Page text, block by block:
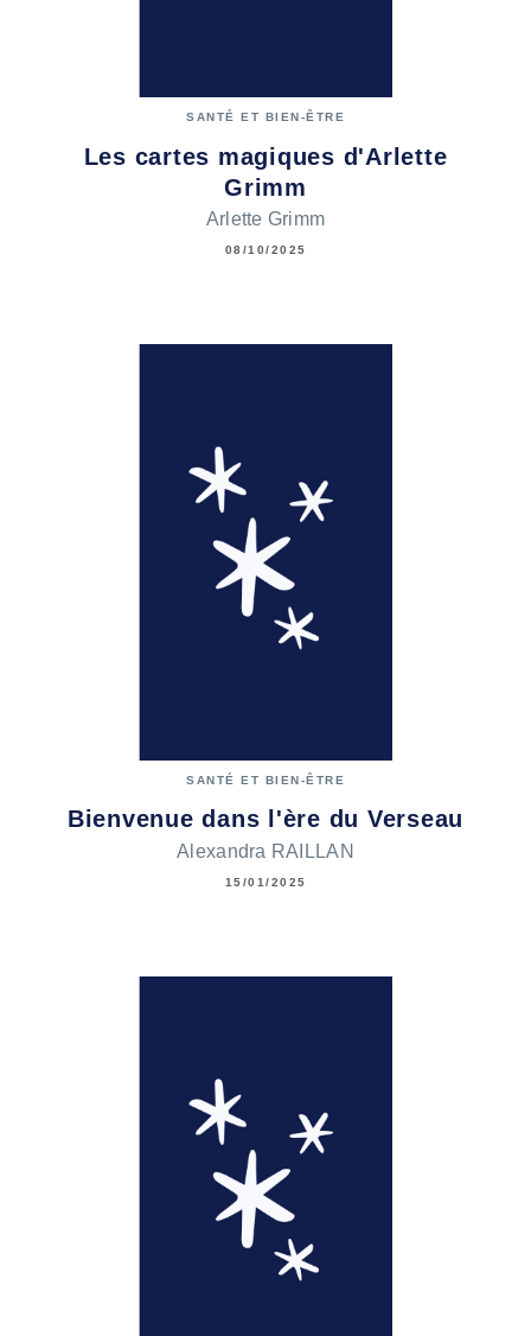
SANTÉ ET BIEN-ÊTRE
Les cartes magiques d'Arlette
Grimm
Arlette Grimm
08/10/2025
SANTÉ ET BIEN-ÊTRE
Bienvenue dans l'ère du Verseau
Alexandra RAILLAN
15/01/2025